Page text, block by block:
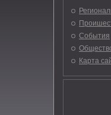
События
Карта